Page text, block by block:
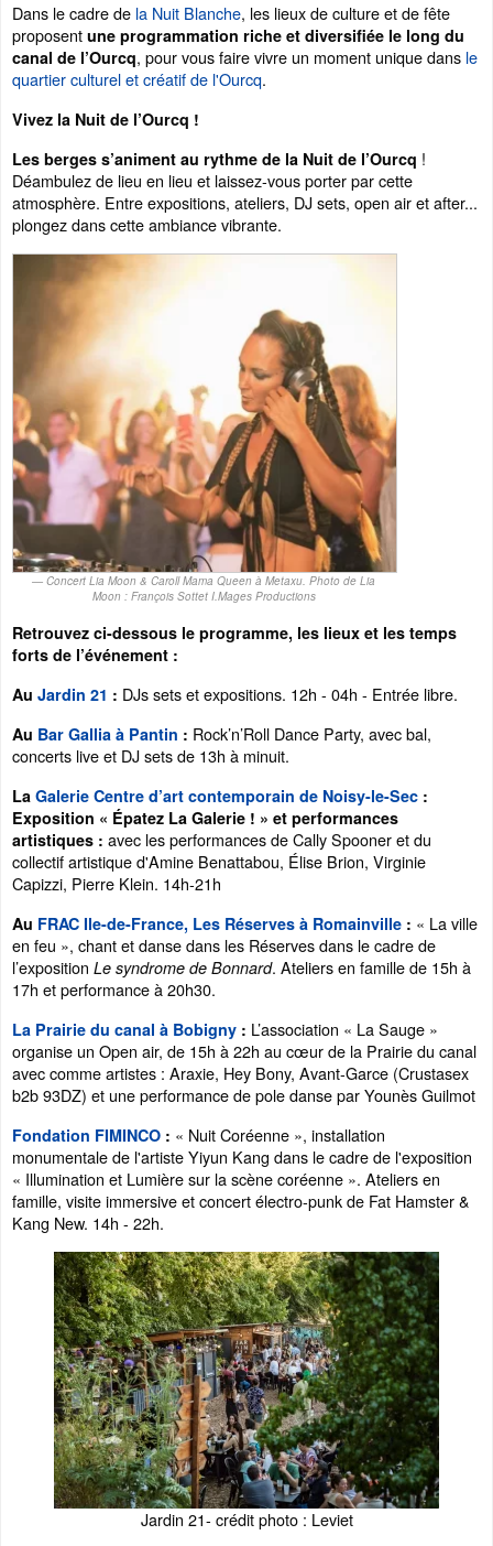
Dans le cadre de la Nuit Blanche, les lieux de culture et de fête
proposent une programmation riche et diversifiée le long du
canal de l’Ourcq, pour vous faire vivre un moment unique dans le
quartier culturel et créatif de l'Ourcq.
Vivez la Nuit de l’Ourcq !
Les berges s’animent au rythme de la Nuit de l’Ourcq !
Déambulez de lieu en lieu et laissez-vous porter par cette
atmosphère. Entre expositions, ateliers, DJ sets, open air et after...
plongez dans cette ambiance vibrante.
Concert Lia Moon & Caroll Mama Queen à Metaxu. Photo de Lia
Moon : François Sottet I.Mages Productions
Retrouvez ci-dessous le programme, les lieux et les temps
forts de l’événement :
Au Jardin 21 : DJs sets et expositions. 12h - 04h - Entrée libre.
Au Bar Gallia à Pantin : Rock’n’Roll Dance Party, avec bal,
concerts live et DJ sets de 13h à minuit.
La Galerie Centre d’art contemporain de Noisy-le-Sec :
Exposition « Épatez La Galerie ! » et performances
artistiques : avec les performances de Cally Spooner et du
collectif artistique d'Amine Benattabou, Élise Brion, Virginie
Capizzi, Pierre Klein. 14h-21h
Au FRAC Ile-de-France, Les Réserves à Romainville : « La ville
en feu », chant et danse dans les Réserves dans le cadre de
l’exposition Le syndrome de Bonnard. Ateliers en famille de 15h à
17h et performance à 20h30.
La Prairie du canal à Bobigny : L’association « La Sauge »
organise un Open air, de 15h à 22h au cœur de la Prairie du canal
avec comme artistes : Araxie, Hey Bony, Avant-Garce (Crustasex
b2b 93DZ) et une performance de pole danse par Younès Guilmot
Fondation FIMINCO : « Nuit Coréenne », installation
monumentale de l'artiste Yiyun Kang dans le cadre de l'exposition
« Illumination et Lumière sur la scène coréenne ». Ateliers en
famille, visite immersive et concert électro-punk de Fat Hamster &
Kang New. 14h - 22h.
Jardin 21- crédit photo : Leviet